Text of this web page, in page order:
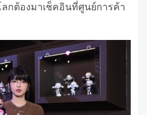
ลกต้องมาเช็คอินที่ศูนย์การค้า